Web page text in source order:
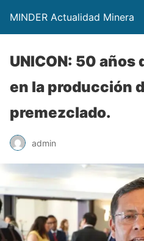
MINDER Actualidad Minera
UNICON: 50
en la producción
premezclado.
admin